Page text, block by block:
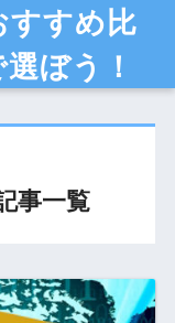
すすめ比
ぼう！
事一覧